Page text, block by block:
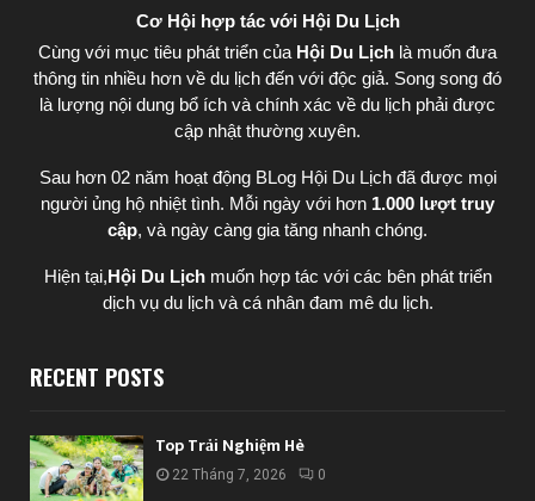
Cơ Hội hợp tác với Hội Du Lịch
Cùng với mục tiêu phát triển của Hội Du Lịch là muốn đưa
thông tin nhiều hơn về du lịch đến với độc giả. Song song đó
là lượng nội dung bổ ích và chính xác về du lịch phải được
cập nhật thường xuyên.
Sau hơn 02 năm hoạt động BLog Hội Du Lịch đã được mọi
người ủng hộ nhiệt tình. Mỗi ngày với hơn 1.000 lượt truy
cập, và ngày càng gia tăng nhanh chóng.
Hiện tại,Hội Du Lịch muốn hợp tác với các bên phát triển
dịch vụ du lịch và cá nhân đam mê du lịch.
RECENT POSTS
Top Trải Nghiệm Hè
22 Tháng 7, 2026 0